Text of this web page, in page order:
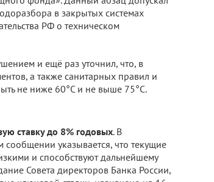
в закрытых системах
РФ о техническом
и ещё раз уточнил, что, в
а также санитарных правил и
не ниже 60°Cи не выше 75°C.
ставку до 8% годовых. В
указывается, что текущие
и способствуют дальнейшему
Совета директоров Банка России,